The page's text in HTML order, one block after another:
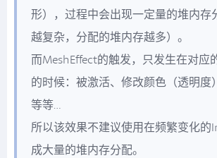
形），过程中会出现一定量的堆内存
越复杂，分配的堆内存越多）。
而MeshEffect的触发，只发生在对应
的时候：被激活、修改颜色（透明度
等等…
所以该效果不建议使用在频繁变化的
成大量的堆内存分配。